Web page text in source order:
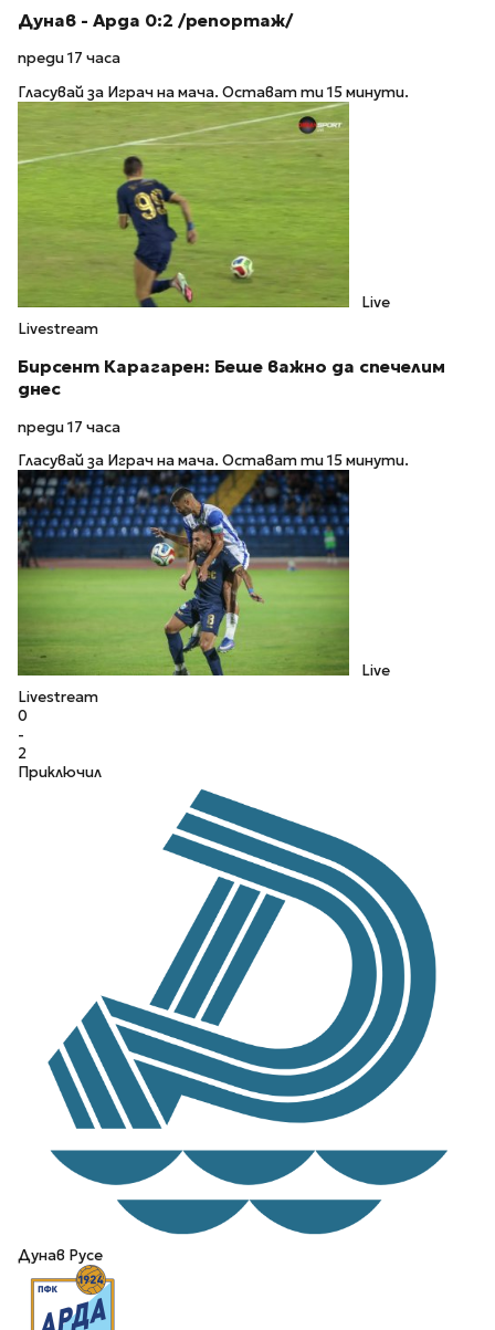
Дунав - Арда 0:2 /репортаж/
преди 17 часа
Гласувай за Играч на мача. Остават ти 15 минути.
Live
Livestream
Бирсент Карагарен: Беше важно да спечелим
днес
преди 17 часа
Гласувай за Играч на мача. Остават ти 15 минути.
Live
Livestream
0
-
2
Приключил
Дунав Русе